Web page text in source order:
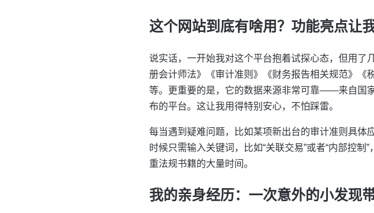
这个网站到底有啥用？功能亮点让
说实话，一开始我对这个平台抱着试探心态，但用了
册会计师法》《审计准则》《财务报告相关规范》《
等。更重要的是，它的数据来源非常可靠——来自国
布的平台。这让我用得特别安心，不怕踩雷。
每当遇到疑难问题，比如某项新出台的审计准则具体
时候只需输入关键词，比如“关联交易”或者“内部控
重法规书籍的大量时间。
我的亲身经历：一次意外的小发现